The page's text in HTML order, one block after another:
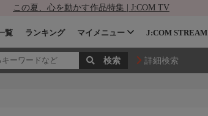
この夏、心を動かす作品特集 | J:COM TV
覧 ランキング マイメニュー J:COM STREAM
詳細検索